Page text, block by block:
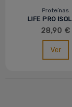
Proteínas
LIFE PRO
VEGAN28,90 €
Ver